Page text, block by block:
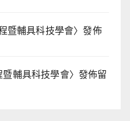
暨輔具科技學會〉發佈
暨輔具科技學會〉發佈留